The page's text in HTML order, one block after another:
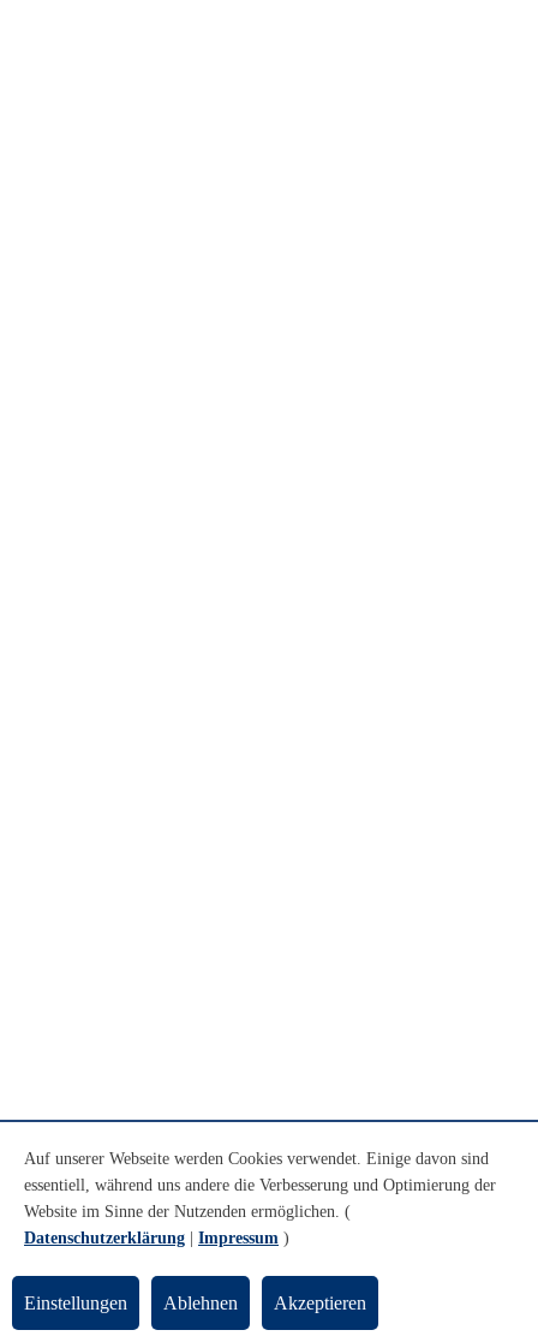
Auf unserer Webseite werden Cookies verwendet. Einige davon sind
essentiell, während uns andere die Verbesserung und Optimierung der
Website im Sinne der Nutzenden ermöglichen. (
Datenschutzerklärung
Impressum )
Einstellungen Ablehnen Akzeptieren